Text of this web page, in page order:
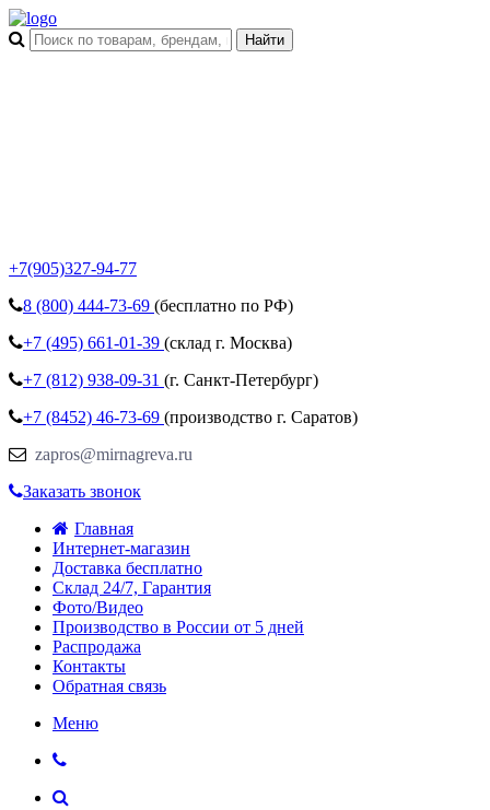
+7(905)327-94-77
8 (800) 444-73-69 (бесплатно по РФ)
+7 (495) 661-01-39 (склад г. Москва)
+7 (812) 938-09-31 (г. Санкт-Петербург)
+7 (8452) 46-73-69 (производство г. Саратов)
zapros@mirnagreva.ru
Заказать звонок
Главная
Интернет-магазин
Доставка бесплатно
Склад 24/7, Гарантия
Фото/Видео
Производство в России от 5 дней
Распродажа
Контакты
Обратная связь
Меню